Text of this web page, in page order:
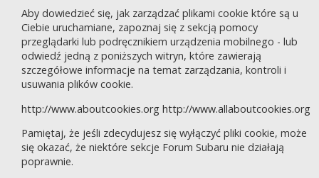
Aby dowiedzieć się, jak zarządzać plikami cookie które są u
Ciebie uruchamiane, zapoznaj się z sekcją pomocy
przeglądarki lub podręcznikiem urządzenia mobilnego - lub
odwiedź jedną z poniższych witryn, które zawierają
szczegółowe informacje na temat zarządzania, kontroli i
usuwania plików cookie.
http://www.aboutcookies.org http://www.allaboutcookies.org
Pamiętaj, że jeśli zdecydujesz się wyłączyć pliki cookie, może
się okazać, że niektóre sekcje Forum Subaru nie działają
poprawnie.